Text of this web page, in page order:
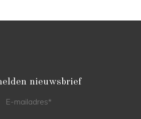
nieuwsbrief
E-mailadres*